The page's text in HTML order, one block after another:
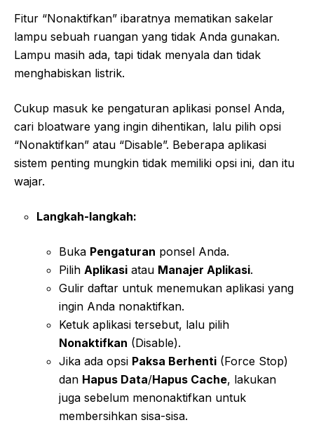
Fitur “Nonaktifkan” ibaratnya mematikan sakelar
lampu sebuah ruangan yang tidak Anda gunakan.
Lampu masih ada, tapi tidak menyala dan tidak
menghabiskan listrik.
Cukup masuk ke pengaturan aplikasi ponsel Anda,
cari bloatware yang ingin dihentikan, lalu pilih opsi
“Nonaktifkan” atau “Disable”. Beberapa aplikasi
sistem penting mungkin tidak memiliki opsi ini, dan itu
wajar.
Langkah-langkah:
Buka Pengaturan ponsel Anda.
Pilih Aplikasi atau Manajer Aplikasi.
Gulir daftar untuk menemukan aplikasi yang
ingin Anda nonaktifkan.
Ketuk aplikasi tersebut, lalu pilih
Nonaktifkan (Disable).
Jika ada opsi Paksa Berhenti (Force Stop)
dan Hapus Data/Hapus Cache, lakukan
juga sebelum menonaktifkan untuk
membersihkan sisa-sisa.